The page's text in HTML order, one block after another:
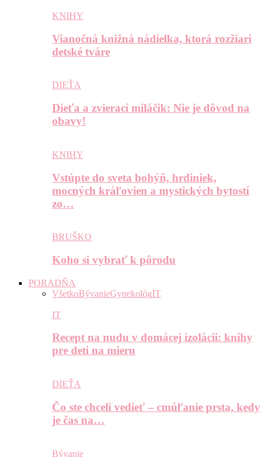
KNIHY
Vianočná knižná nádielka, ktorá rozžiari
detské tváre
DIEŤA
Dieťa a zvierací miláčik: Nie je dôvod na
obavy!
KNIHY
Vstúpte do sveta bohýň, hrdiniek,
mocných kráľovien a mystických bytostí
zo…
BRUŠKO
Koho si vybrať k pôrodu
PORADŇA
VšetkoBývanieGynekológIT
IT
Recept na nudu v domácej izolácii: knihy
pre deti na mieru
DIEŤA
Čo ste chceli vedieť – cmúľanie prsta, kedy
je čas na…
Bývanie